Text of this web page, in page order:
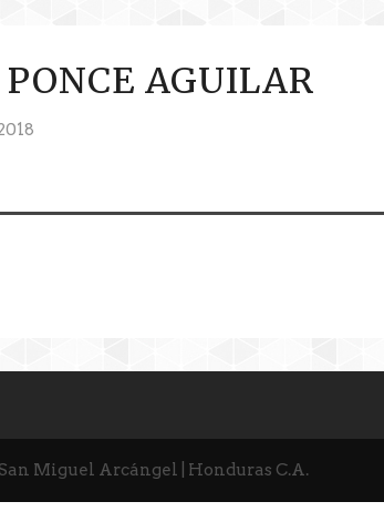
AGUILAR
Miguel Arcángel | Honduras C.A.